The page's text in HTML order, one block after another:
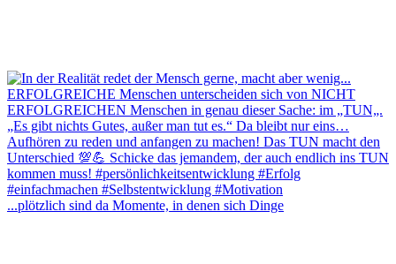
...plötzlich sind da Momente, in denen sich Dinge